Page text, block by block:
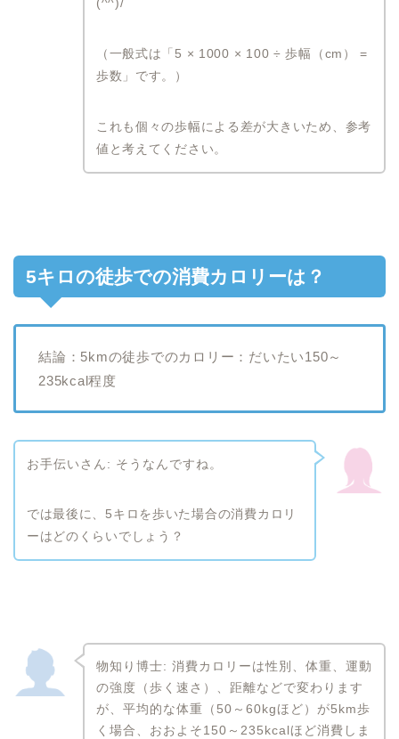
(^^)/
（一般式は「5 × 1000 × 100 ÷ 歩幅（cm） =
歩数」です。）
これも個々の歩幅による差が大きいため、参考
値と考えてください。
5キロの徒歩での消費カロリーは？
結論：5kmの徒歩でのカロリー：だいたい150～
235kcal程度
お手伝いさん: そうなんですね。
では最後に、5キロを歩いた場合の消費カロリ
ーはどのくらいでしょう？
物知り博士: 消費カロリーは性別、体重、運動
の強度（歩く速さ）、距離などで変わります
が、平均的な体重（50～60kgほど）が5km歩
く場合、おおよそ150～235kcalほど消費しま